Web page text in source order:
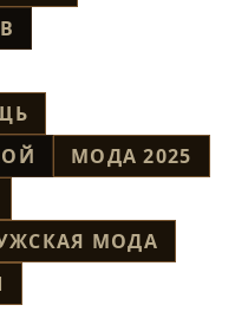
МОДА 2025
МОДА